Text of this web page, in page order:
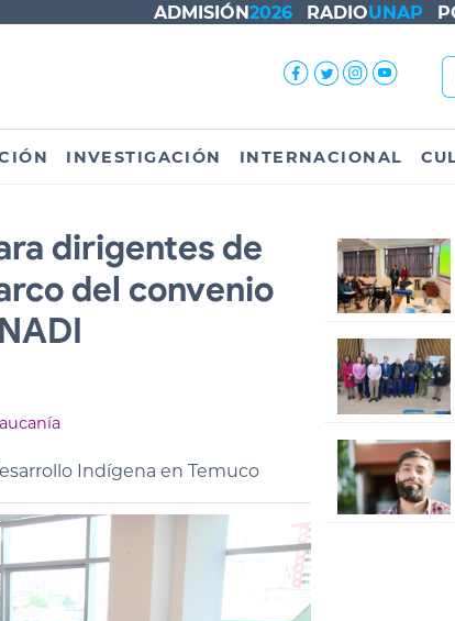
ADMISIÓN2026 RADIOUNAP
INVESTIGACIÓN INTERNACIONAL
dirigentes de
del convenio
Indígena en Temuco